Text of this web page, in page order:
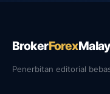
BrokerForex
Penerbitan editorial